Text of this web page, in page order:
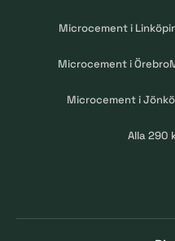
Microcement i
Microcement i Örebro
Microcement i
Alla 290